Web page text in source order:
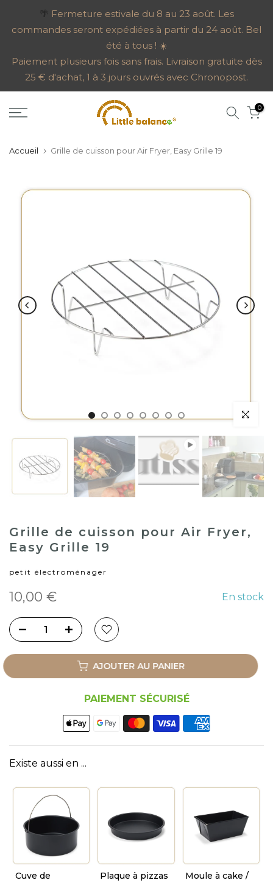
au
🌴 Fermeture estivale du 8 au 23 août. Les
commandes seront expédiées à partir du 24 août. Bel
été à tous ! ☀️
Paiement plusieurs fois sans frais. Livraison gratuite dès
25 € d'achat, 1 à 3 jours ouvrés avec Chronopost.
0
Accueil Grille de cuisson pour Air Fryer, Easy Grille 19
Lecture
Grille de cuisson pour Air Fryer,
Easy Grille 19
petit électroménager
10,00 € En stock
AJOUTER AU PANIER
PAIEMENT SÉCURISÉ
Existe aussi en ...
Cuve de
Plaque à pizzas
Moule à cake /